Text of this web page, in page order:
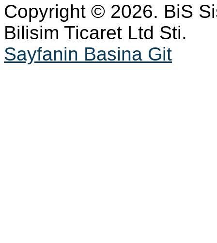
Copyright © 2026. BiS
Bilisim Ticaret Ltd Sti.
Sayfanin Basina Git